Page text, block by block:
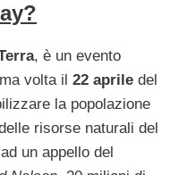
, è un evento
volta il 22 aprile del
la popolazione
risorse naturali del
un appello del